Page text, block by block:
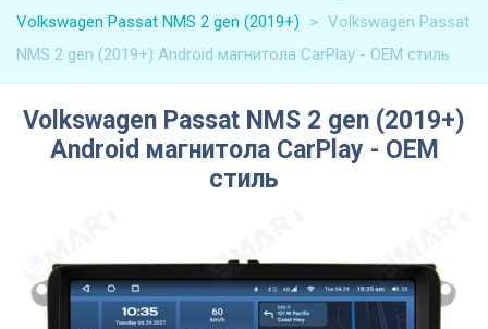
Volkswagen Passat NMS 2 gen (2019+)
> Volkswagen Passat
NMS 2 gen (2019+) Android магнитола CarPlay - OEM стиль
Volkswagen Passat NMS 2 gen (2019+)
Android магнитола CarPlay - OEM
стиль